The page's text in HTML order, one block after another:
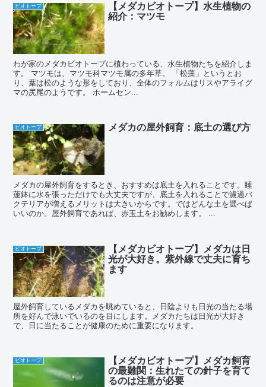
ビオトープ
【メダカビオトープ】水生植物の
紹介：マツモ
わが家のメダカビオトープに植わっている、水生植物たちを紹介しま
す。 マツモは、マツモ科マツモ属の多年草。 「松藻」というとお
り、葉は松のような形をしており、全体のフォルムはリスやアライグ
マの尻尾のようです。 ホームセン...
ビオトープ メダカの屋外飼育：底土の選び方
メダカの屋外飼育をするとき、おすすめは底土を入れることです。睡
蓮鉢に水を張っただけでも大丈夫ですが、底土を入れることで濾過バ
クテリアが増えるメリットは大きいからです。ではどんな土を選べば
いいのか。屋外飼育であれば、赤玉土をお勧めします。 ...
ビオトープ
【メダカビオトープ】メダカは日
光が大好き。紫外線で丈夫に育ち
ます
屋外飼育しているメダカを眺めていると、日陰よりも日光の当たる場
所を好んで泳いでいるのを目にします。メダカたちは日光が大好き
で、日に当たることが健康のために重要になります。
ビオトープ
【メダカビオトープ】メダカ飼育
の最難関：生れたての針子を育て
るのは注意が必要